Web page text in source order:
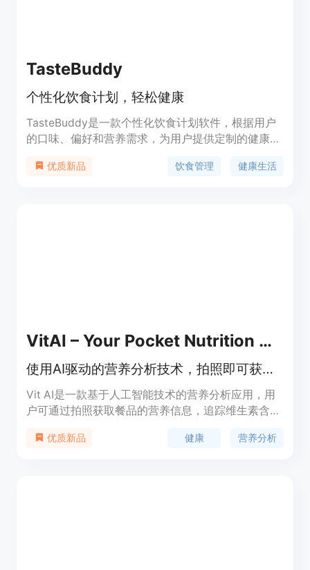
TasteBuddy
个性化饮食计划，轻松健康
TasteBuddy是一款个性化饮食计划软件，根据用户
的口味、偏好和营养需求，为用户提供定制的健康饮
用户需要提供健康的饮食计划；2.方便易用，用户只
优质新品 饮食管理 健康生活
VitAI – Your Pocket Nutrition Assistant
使用AI驱动的营养分析技术，拍照即可获取餐品的营养成分分析。
Vit AI是一款基于人工智能技术的营养分析应用，用
户可通过拍照获取餐品的营养信息，追踪维生素含
点在于快速准确分析餐品营养成分，帮助用户健康饮
优质新品 健康 营养分析